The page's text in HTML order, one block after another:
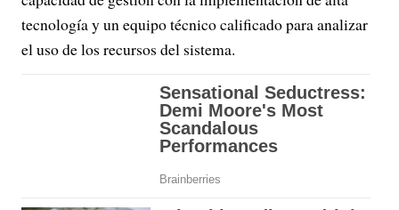
tecnología y un equipo técnico calificado para analizar
el uso de los recursos del sistema.